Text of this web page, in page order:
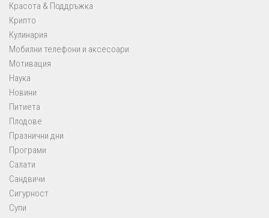
Красота & Поддръжка
Крипто
Кулинария
Мобилни телефони и аксесоари
Мотивация
Наука
Новини
Питиета
Плодове
Празнични дни
Програми
Салати
Сандвичи
Сигурност
Супи